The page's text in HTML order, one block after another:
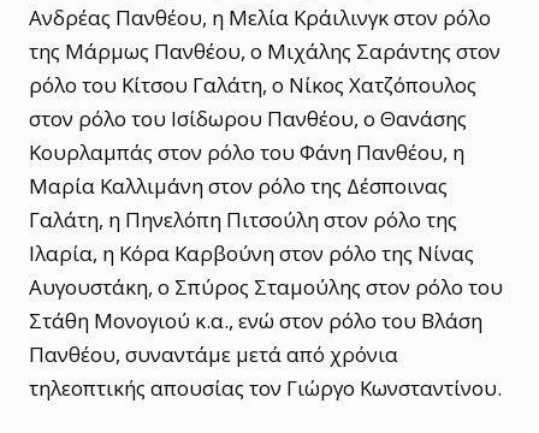
Ανδρέας Πανθέου, η Μελία Κράιλινγκ στον ρόλο
της Μάρμως Πανθέου, ο Μιχάλης Σαράντης στον
ρόλο του Κίτσου Γαλάτη, ο Νίκος Χατζόπουλος
στον ρόλο του Ισίδωρου Πανθέου, ο Θανάσης
Κουρλαμπάς στον ρόλο του Φάνη Πανθέου, η
Μαρία Καλλιμάνη στον ρόλο της Δέσποινας
Γαλάτη, η Πηνελόπη Πιτσούλη στον ρόλο της
Ιλαρία, η Κόρα Καρβούνη στον ρόλο της Νίνας
Αυγουστάκη, ο Σπύρος Σταμούλης στον ρόλο του
Στάθη Μονογιού κ.α., ενώ στον ρόλο του Βλάση
Πανθέου, συναντάμε μετά από χρόνια
τηλεοπτικής απουσίας τον Γιώργο Κωνσταντίνου.